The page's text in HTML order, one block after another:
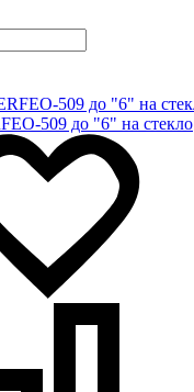
509 до "6" на стекло